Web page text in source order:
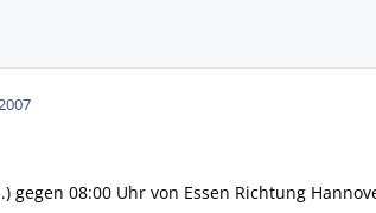
gegen 08:00 Uhr von Essen Richtung